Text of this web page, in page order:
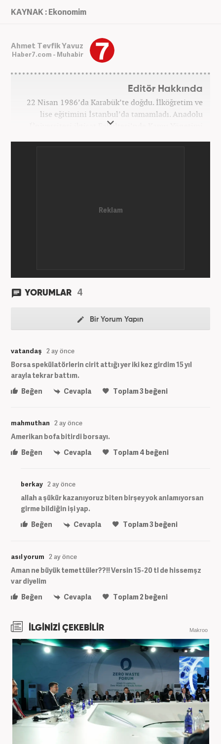
KAYNAK : Ekonomim
Ahmet Tevfik Yavuz
Haber7.com - Muhabir
Editör Hakkında
22 Nisan 1986’da Karabük’te doğdu. İlköğretim ve
lise eğitimini İstanbul’da tamamladı. Anadolu
Üniversitesi iktisat Fakültesi’nde Kamu Yönetimi
YORUMLAR 4
Bir Yorum Yapın
vatandaş 2 ay önce
Borsa spekülatörlerin cirit attığı yer iki kez girdim 15 yıl
arayla tekrar battım.
Beğen
Cevapla Toplam3beğeni
mahmuthan 2 ay önce
Amerikan bofa bitirdi borsayı.
Beğen
Cevapla Toplam4 beğeni
berkay 2 ay önce
allah a şükür kazanıyoruz biten birşey yok anlamıyorsan
girme bildiğin işi yap.
Beğen
Cevapla Toplam3beğeni
asıl yorum 2 ay önce
Aman ne büyük temettüler??!! Versin 15-20 tl de hissemşz
var diyelim
Beğen
Cevapla Toplam2 beğeni
İLGİNİZİ ÇEKEBİLİR Makroo